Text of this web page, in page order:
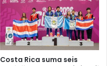
Costa Rica suma seis